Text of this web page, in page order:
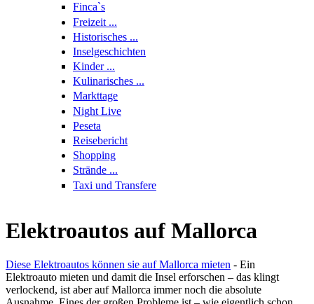
Finca`s
Freizeit ...
Historisches ...
Inselgeschichten
Kinder ...
Kulinarisches ...
Markttage
Night Live
Peseta
Reisebericht
Shopping
Strände ...
Taxi und Transfere
Elektroautos auf Mallorca
Diese Elektroautos können sie auf Mallorca mieten - Ein
Elektroauto mieten und damit die Insel erforschen – das klingt
verlockend, ist aber auf Mallorca immer noch die absolute